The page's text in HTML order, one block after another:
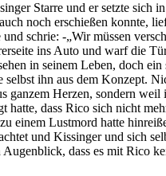
Starre und er setzte sich
noch erschießen konnte,
schrie: -„Wir müssen
ins Auto und warf die
in seinem Leben, doch
selbst ihn aus dem Konzept.
ganzem Herzen, sondern
hatte, dass Rico sich nicht
einem Lustmord hatte
und Kissinger und sich
dass es mit Rico